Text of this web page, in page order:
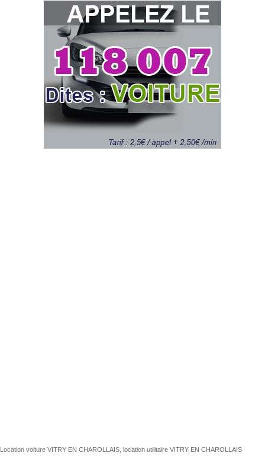
Location voiture VITRY EN CHAROLLAIS, location utilitaire VITRY EN CHAROLLAIS